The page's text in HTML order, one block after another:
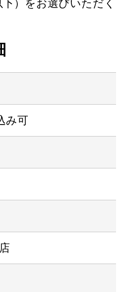
）をお選びいただく
み可